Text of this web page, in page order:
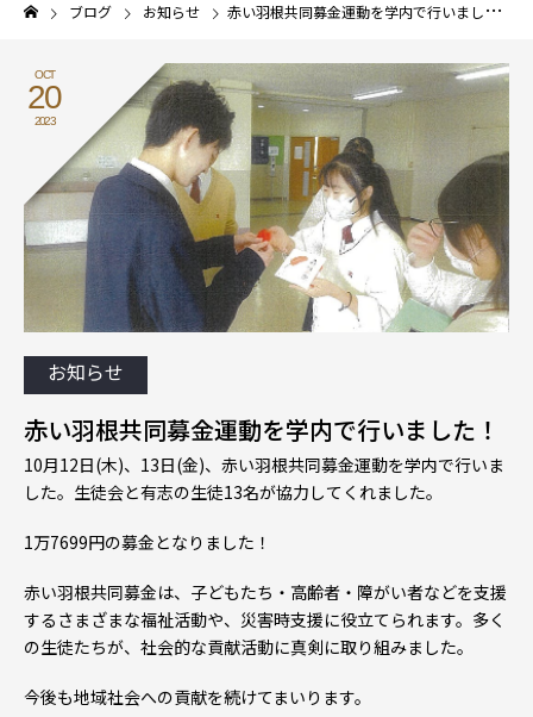
ブログ お知らせ 赤い羽根共同募金運動を学内で行いました！
OCT
20
2023
お知らせ
赤い羽根共同募金運動を学内で行いました！
10月12日(木)、13日(金)、赤い羽根共同募金運動を学内で行いま
した。生徒会と有志の生徒13名が協力してくれました。
1万7699円の募金となりました！
赤い羽根共同募金は、子どもたち・高齢者・障がい者などを支援
するさまざまな福祉活動や、災害時支援に役立てられます。多く
の生徒たちが、社会的な貢献活動に真剣に取り組みました。
今後も地域社会への貢献を続けてまいります。